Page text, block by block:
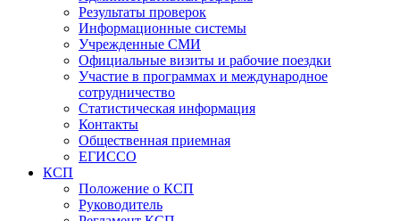
Результаты проверок
Информационные системы
Учрежденные СМИ
Официальные визиты и рабочие поездки
Участие в программах и международное
сотрудничество
Статистическая информация
Контакты
Общественная приемная
ЕГИССО
КСП
Положение о КСП
Руководитель